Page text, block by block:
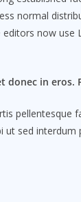
normal
now
in
sed